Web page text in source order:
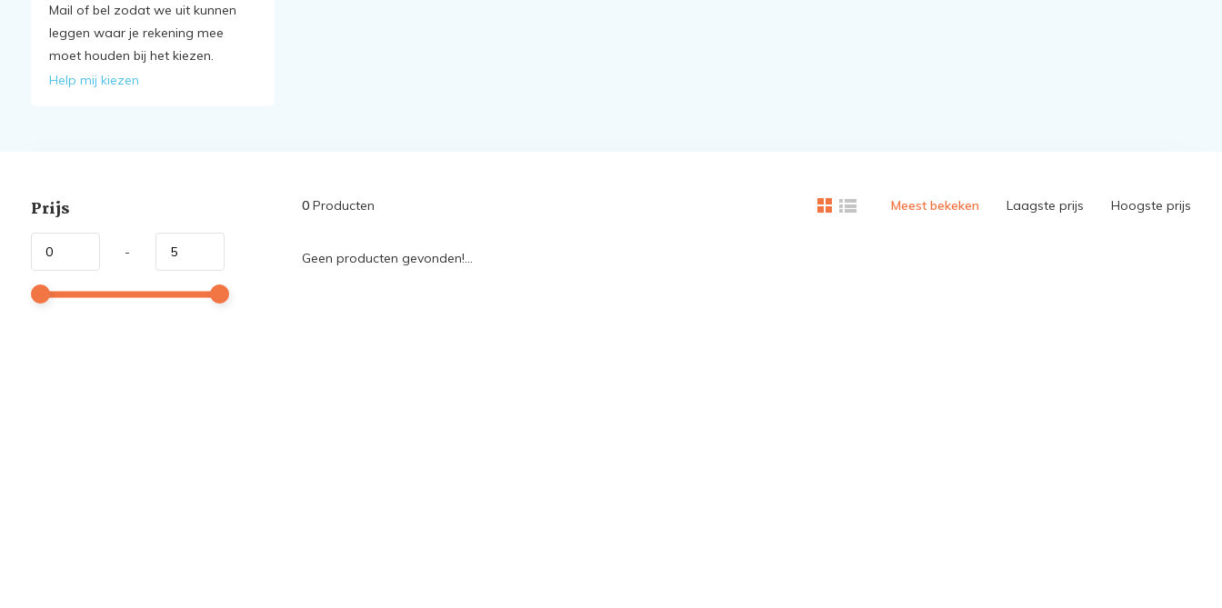
Mail of bel zodat we uit kunnen
leggen waar je rekening mee
moet houden bij het kiezen.
Help mij kiezen
Prijs
-
0Producten Meest bekeken Laagste prijs Hoogste prijs
Geen producten gevonden!...